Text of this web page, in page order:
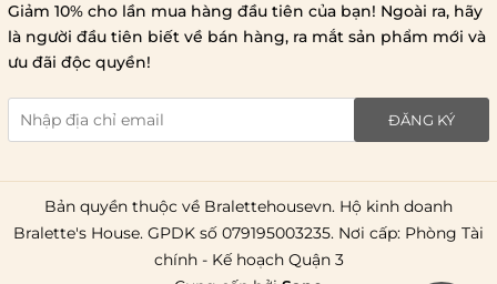
1 triệu đồng
giao hàng trong ngày
giao hàng tiêu chuẩn
miễn phí ship
toàn quốc.
Giảm 10% cho lần mua hàng đầu tiên của bạn! Ngoài ra, hãy
là người đầu tiên biết về bán hàng, ra mắt sản phẩm mới và
ưu đãi độc quyền!
ĐĂNG KÝ
Bản quyền thuộc về Bralettehousevn. Hộ kinh doanh
Bralette's House. GPDK số 079195003235. Nơi cấp: Phòng Tài
chính - Kế hoạch Quận 3